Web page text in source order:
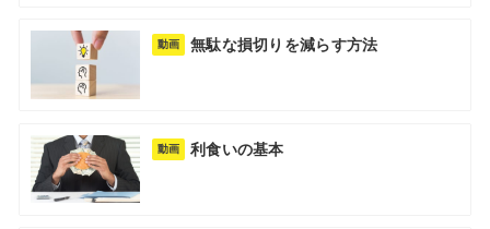
動画 無駄な損切りを減らす方法
動画 利食いの基本